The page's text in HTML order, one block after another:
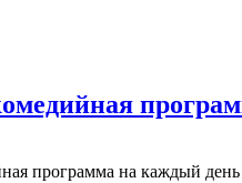
программа на каждый